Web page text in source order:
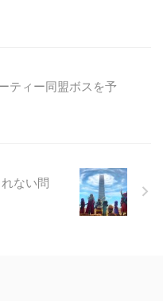
ティー同盟ボスを予
ない問